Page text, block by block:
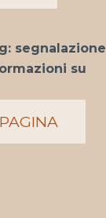
segnalazione
su